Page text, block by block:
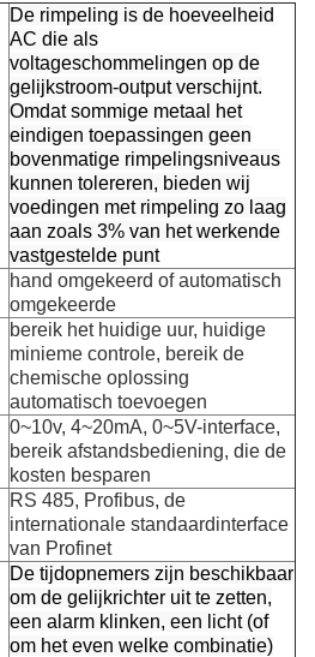
De rimpeling is de hoeveelheid
AC die als
voltageschommelingen op de
gelijkstroom-output verschijnt.
Omdat sommige metaal het
eindigen toepassingen geen
bovenmatige rimpelingsniveaus
kunnen tolereren, bieden wij
voedingen met rimpeling zo laag
aan zoals 3% van het werkende
vastgestelde punt
hand omgekeerd of automatisch
omgekeerde
bereik het huidige uur, huidige
minieme controle, bereik de
chemische oplossing
automatisch toevoegen
0~10v, 4~20mA, 0~5V-interface,
bereik afstandsbediening, die de
kosten besparen
RS 485, Profibus, de
internationale standaardinterface
van Profinet
De tijdopnemers zijn beschikbaar
om de gelijkrichter uit te zetten,
een alarm klinken, een licht (of
om het even welke combinatie)